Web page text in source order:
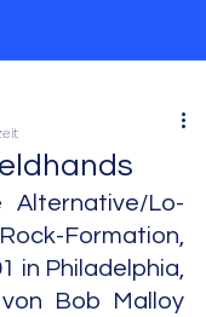
Alternative/Lo-
Formation,
in Philadelphia,
Bob Malloy